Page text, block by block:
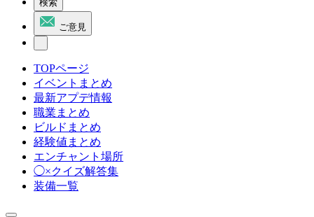
検索
ご意見
TOPページ
イベントまとめ
最新アプデ情報
職業まとめ
ビルドまとめ
経験値まとめ
エンチャント場所
◯×クイズ解答集
装備一覧